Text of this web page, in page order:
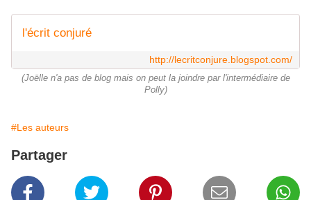
l'écrit conjuré
http://lecritconjure.blogspot.com/
(Joëlle n'a pas de blog mais on peut la joindre par l'intermédiaire de
Polly)
#Les auteurs
Partager